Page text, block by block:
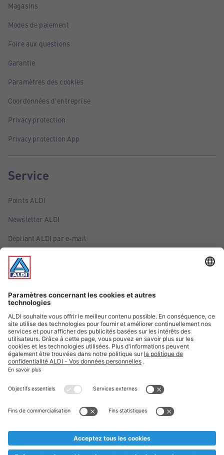
Magasins
Modes de paiement
Foire aux questions
Garantie
Paramètres des cookies
Coordonnées d'entreprise
Privacy protection
Privacy protection App
Service
Points ALDI
Newsletter ALDI
Dépliant ALDI par e-mail
Offres
Infos essentielles
Suivez ALDI Belgique
Textes marqués d'un astérisque et mentions légales
* Nous vendons ces articles temporairement et jusqu'à
au cas où, malgré le planning bien étudié, nous serions
prématurément en rupture de stock. Prix Recupel et TVA incl.
** Sur ce site, l’utilisation de la forme masculine a été adoptée